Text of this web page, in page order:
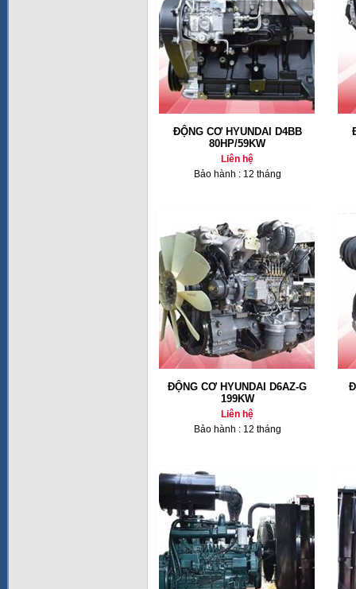
ĐỘNG CƠ HYUNDAI D4BB
80HP/59KW
Liên hệ
Bảo hành : 12 tháng
ĐỘNG CƠ HYUNDAI D6AZ-G
199KW
Liên hệ
Bảo hành : 12 tháng